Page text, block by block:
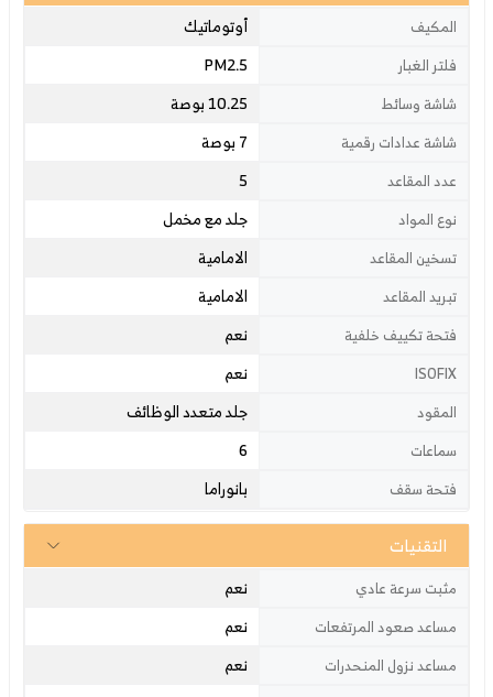
المكيف أوتوماتيك
فلتر الغبار PM2.5
شاشة وسائط 10.25 بوصة
شاشة عدادات رقمية 7 بوصة
عدد المقاعد 5
نوع المواد جلد مع مخمل
تسخين المقاعد الامامية
تبريد المقاعد الامامية
فتحة تكييف خلفية نعم
ISOFIX نعم
المقود جلد متعدد الوظائف
سماعات 6
فتحة سقف بانوراما
التقنيات
مثبت سرعة عادي نعم
مساعد صعود المرتفعات نعم
مساعد نزول المنحدرات نعم